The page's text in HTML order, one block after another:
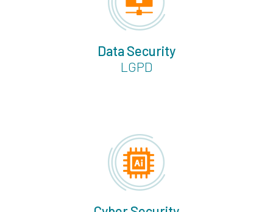
Data Security
LGPD